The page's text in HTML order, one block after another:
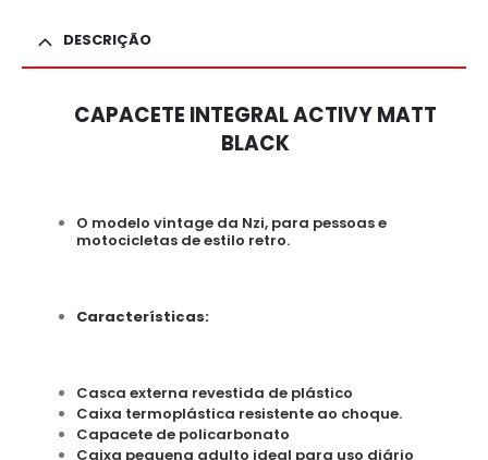
DESCRIÇÃO
CAPACETE INTEGRAL ACTIVY MATT
BLACK
O modelo vintage da Nzi, para pessoas e
motocicletas de estilo retro.
Características:
Casca externa revestida de plástico
Caixa termoplástica resistente ao choque.
Capacete de policarbonato
Caixa pequena adulto ideal para uso diário